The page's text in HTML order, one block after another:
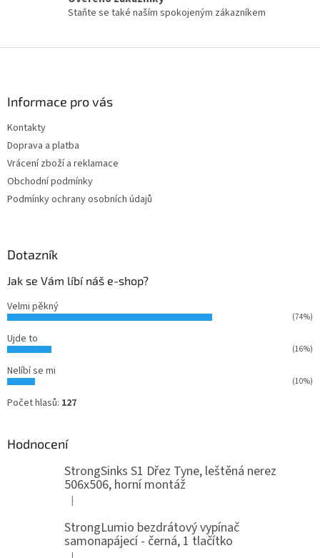
Staňte se také naším spokojeným zákazníkem
Informace pro vás
Kontakty
Doprava a platba
Vrácení zboží a reklamace
Obchodní podmínky
Podmínky ochrany osobních údajů
Dotazník
Jak se Vám líbí náš e-shop?
Velmi pěkný
(74%)
Ujde to
(16%)
Nelíbí se mi
(10%)
Počet hlasů: 127
Hodnocení
StrongSinks S1 Dřez Tyne, leštěná nerez
506x506, horní montáž
Hodnocení produktu je 5 z 5 hvězdiček.
|
StrongLumio bezdrátový vypínač
samonapájecí - černá, 1 tlačítko